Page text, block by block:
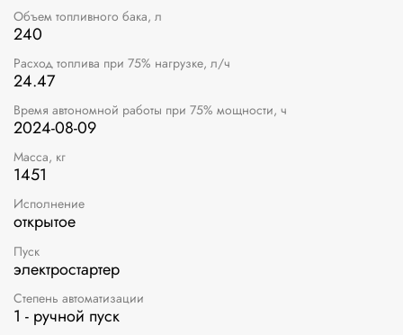
Объем топливного бака, л
240
Расход топлива при 75% нагрузке, л/ч
24.47
Время автономной работы при 75% мощности, ч
2024-08-09
Масса, кг
1451
Исполнение
открытое
Пуск
электростартер
Степень автоматизации
1 - ручной пуск